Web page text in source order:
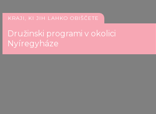
KRAJI, KI JIH LAHKO OBIŠČETE
Družinski programi v okolici
Nyíregyháze